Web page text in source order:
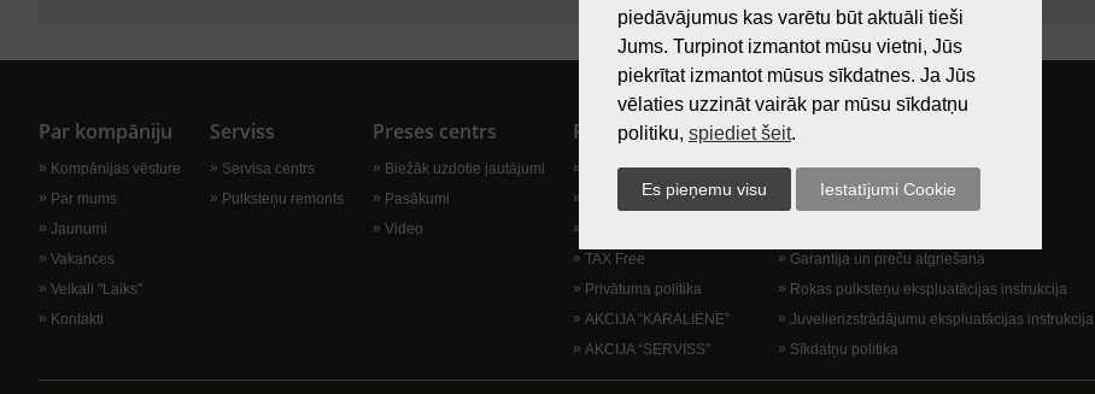
Par kompāniju
Kompānijas vēsture
Par mums
Jaunumi
Vakances
Veikali "Laiks"
Kontakti
Serviss
Servisa centrs
Pulksteņu remonts
Preses centrs
Biežāk uzdotie jautājumi
Pasākumi
Video
Pircējam
Preču izsniegšanas vieta
Dāvanu kartes
TAX Free
Privātuma politika
AKCIJA “KARALIENE”
AKCIJA “SERVISS”
Lietošanas noteikumi
Kā nopirkt?
Lietošanas noteikumi
Garantija un preču atgriešana
Rokas pulksteņu ekspluatācijas instrukcija
Juvelierizstrādājumu ekspluatācijas instrukcija
Sīkdatņu politika
piedāvājumus kas varētu būt aktuāli tieši
Jums. Turpinot izmantot mūsu vietni, Jūs
piekrītat izmantot mūsus sīkdatnes. Ja Jūs
vēlaties uzzināt vairāk par mūsu sīkdatņu
politiku, spiediet šeit.